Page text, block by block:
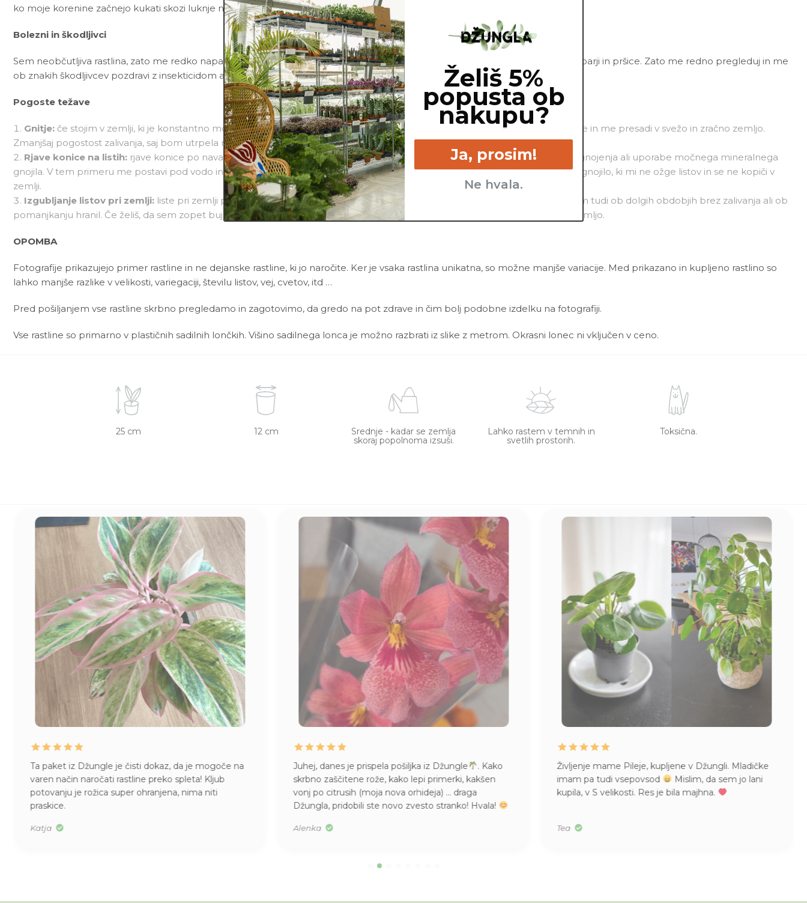
ko moje korenine začnejo kukati skozi luknje na dnu lonca.
Bolezni in škodljivci
Sem neobčutljiva rastlina, zato me redko napadejo bolezni in škodljivci. Najbolj pogosto me napadejo listne uši, volnate uši, kaparji in pršice. Zato me redno pregleduj in me
ob znakih škodljivcev pozdravi z insekticidom ali mešanicoNeem tonikain vode.
Pogoste težave
Gnitje: če stojim v zemlji, ki je konstantno mokra, bom reagirala z gnitjem korenin. V tem primeru mi poreži nagnite korenine in me presadi v svežo in zračno zemljo.
Zmanjšaj pogostost zalivanja, saj bom utrpela manj škode, če me zalivaš redkeje.
Rjave konice na listih: rjave konice po navadi dobim zaradi v zemlji nakopičenih mineralov, ki so posledica prekomernega gnojenja ali uporabe močnega mineralnega
gnojila. V tem primeru me postavi pod vodo in pusti, da voda nekaj časa teče skozi mojo zemljo. Nato uporabljaj samo še BIO gnojilo, ki mi ne ožge listov in se ne kopiči v
zemlji.
Izgubljanje listov pri zemlji: liste pri zemlji po navadi izgubim, kadar ne dobivam dovolj svetlobe iz vrha, lahko pa jih izgubim tudi ob dolgih obdobjih brez zalivanja ali ob
pomanjkanju hranil. Če želiš, da sem zopet bujna tudi pri vrhu, lahko nekaj mojih potaknjencev ukoreniniš in posadiš v mojo zemljo.
OPOMBA
Fotografije prikazujejo primer rastline in ne dejanske rastline, ki jo naročite. Ker je vsaka rastlina unikatna, so možne manjše variacije. Med prikazano in kupljeno rastlino so
lahko manjše razlike v velikosti, variegaciji, številu listov, vej, cvetov, itd …
Pred pošiljanjem vse rastline skrbno pregledamo in zagotovimo, da gredo na pot zdrave in čim bolj podobne izdelku na fotografiji.
Vse rastline so primarno v plastičnih sadilnih lončkih. Višino sadilnega lonca je možno razbrati iz slike z metrom. Okrasni lonec ni vključen v ceno.
25 cm 12 cm
Srednje - kadar se zemlja
skoraj popolnoma izsuši.
Lahko rastem v temnih in
svetlih prostorih.
Toksična.
Juhej, danes je prispela pošiljka iz Džungle
. Kako
skrbno zaščitene rože, kako lepi primerki, kakšen
vonj po citrusih (moja nova orhideja) … draga
Džungla, pridobili ste novo zvesto stranko! Hvala!
Alenka
Življenje mame Pileje, kupljene v Džungli. Mladičke
imam pa tudi vsepovsod
Mislim, da sem jo lani
kupila, v S velikosti. Res je bila majhna.
Tea
Naročila že večkrat pri vas čudovite različne rožice.
Prispele nepoškodovane, kljub bojazni, da se jim bo
na poti kaj zgodilo. Sedaj rastejo kot nore! Hvala
Zdenka
Želiš 5%
popusta ob
nakupu?
Ja, prosim!
Ne hvala.